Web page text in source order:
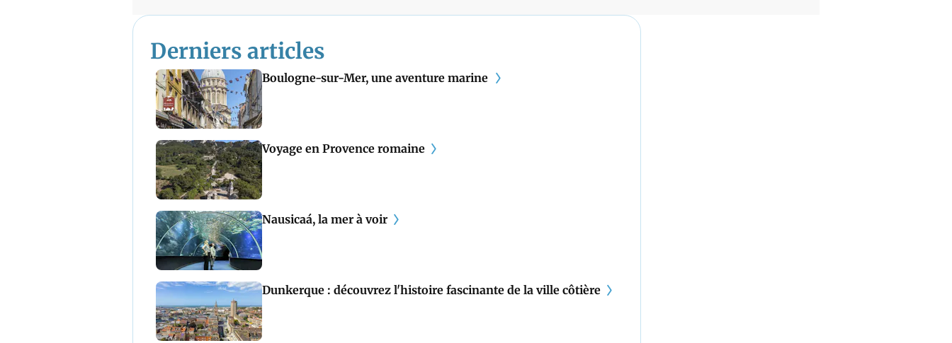
Derniers articles
Boulogne-sur-Mer, une aventure marine
Voyage en Provence romaine
Nausicaá, la mer à voir
Dunkerque : découvrez l'histoire fascinante de la ville côtière